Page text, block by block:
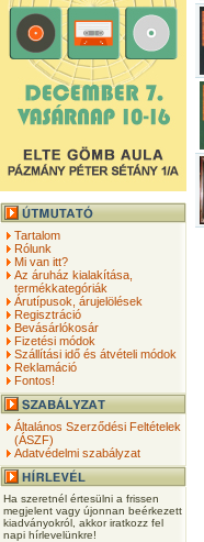
Tartalom
Rólunk
Mi van itt?
Az áruház kialakítása,
termékkategóriák
Árutípusok, árujelölések
Regisztráció
Bevásárlókosár
Fizetési módok
Szállítási idő és átvételi módok
Reklamáció
Fontos!
Általános Szerződési Feltételek
(ÁSZF)
Adatvédelmi szabályzat
Ha szeretnél értesülni a frissen
megjelent vagy újonnan beérkezett
kiadványokról, akkor iratkozz fel
napi hírlevelünkre!